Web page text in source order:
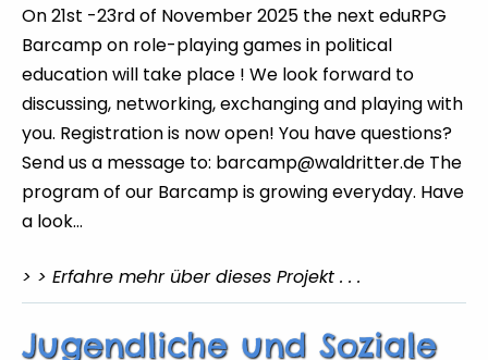
On 21st -23rd of November 2025 the next eduRPG
Barcamp on role-playing games in political
education will take place ! We look forward to
discussing, networking, exchanging and playing with
you. Registration is now open! You have questions?
Send us a message to: barcamp@waldritter.de The
program of our Barcamp is growing everyday. Have
a look…
> > Erfahre mehr über dieses Projekt . . .
Jugendliche und Soziale